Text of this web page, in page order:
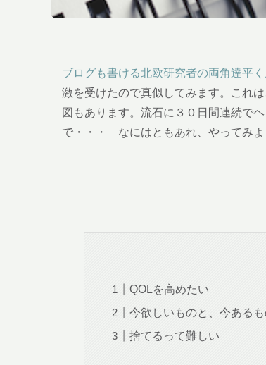
ブログも書ける北欧研究者の両角達平く
激を受けたので真似してみます。これ
図もあります。流石に３０日間連続で
で・・・ なにはともあれ、やってみよ
QOLを高めたい
今欲しいものと、今ある
捨てるって難しい